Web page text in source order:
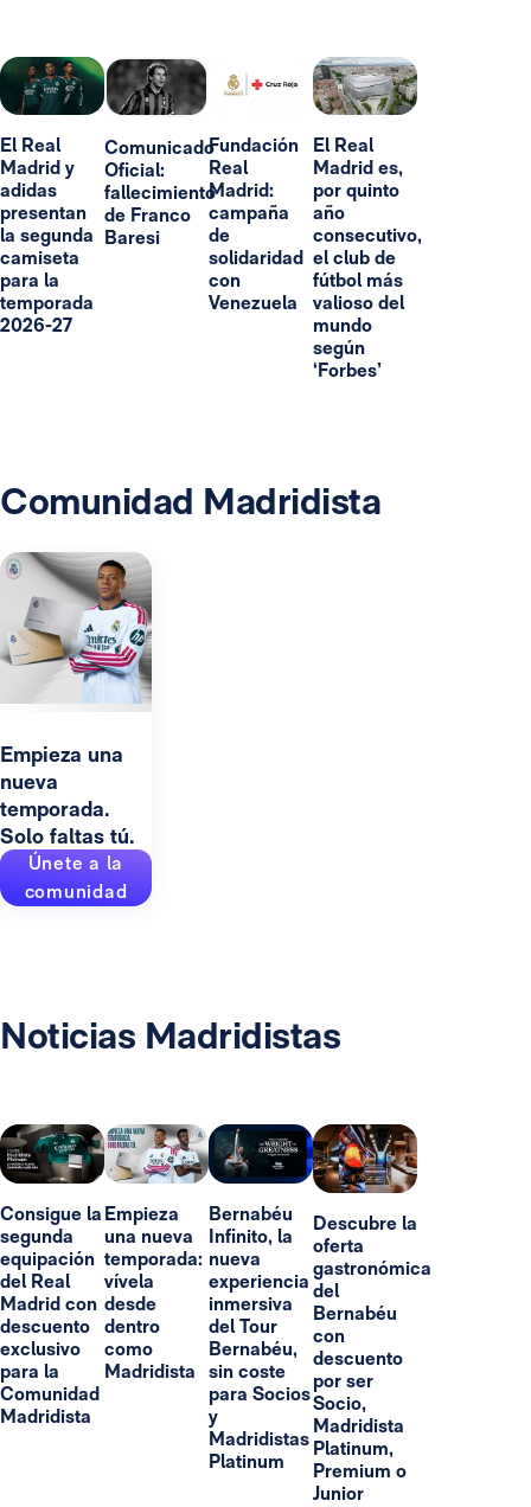
El Real
Madrid y
adidas
presentan
la segunda
camiseta
para la
temporada
2026-27
Comunicado
Oficial:
fallecimiento
de Franco
Baresi
Fundación
Real
Madrid:
campaña
de
solidaridad
con
Venezuela
El Real
Madrid es,
por quinto
año
consecutivo,
el club de
fútbol más
valioso del
mundo
según
‘Forbes’
Comunidad Madridista
Empieza una
nueva
temporada.
Solo faltas tú.
Únete a la
comunidad
Noticias Madridistas
Consigue la
segunda
equipación
del Real
Madrid con
descuento
exclusivo
para la
Comunidad
Madridista
Empieza
una nueva
temporada:
vívela
desde
dentro
como
Madridista
Bernabéu
Infinito, la
nueva
experiencia
inmersiva
del Tour
Bernabéu,
sin coste
para Socios
y
Madridistas
Platinum
Descubre la
oferta
gastronómica
del
Bernabéu
con
descuento
por ser
Socio,
Madridista
Platinum,
Premium o
Junior